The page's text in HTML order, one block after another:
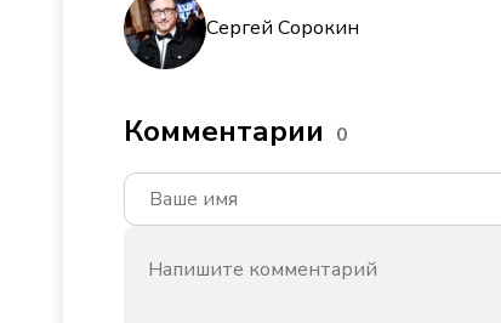
Сергей Сорокин
Комментарии 0